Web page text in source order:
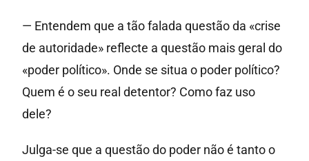
— Entendem que a tão falada questão da «crise
de autoridade» reflecte a questão mais geral do
«poder político». Onde se situa o poder político?
Quem é o seu real detentor? Como faz uso
dele?
Julga-se que a questão do poder não é tanto o